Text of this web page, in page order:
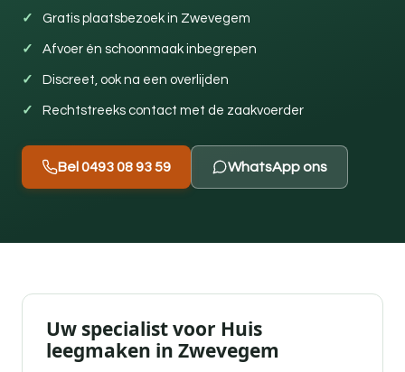
Gratis plaatsbezoek in Zwevegem
Afvoer én schoonmaak inbegrepen
Discreet, ook na een overlijden
Rechtstreeks contact met de zaakvoerder
Bel 0493 08 93 59 WhatsApp ons
Uw specialist voor Huis
leegmaken in Zwevegem